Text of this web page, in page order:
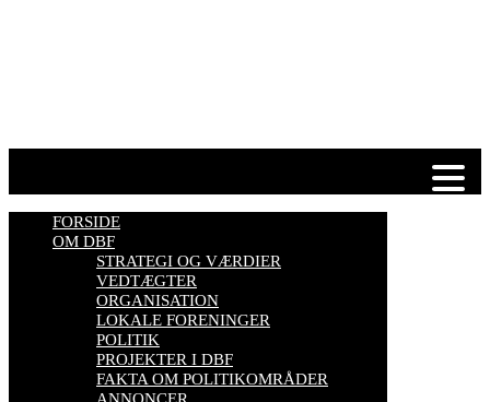
FORSIDE
OM DBF
STRATEGI OG VÆRDIER
VEDTÆGTER
ORGANISATION
LOKALE FORENINGER
POLITIK
PROJEKTER I DBF
FAKTA OM POLITIKOMRÅDER
ANNONCER